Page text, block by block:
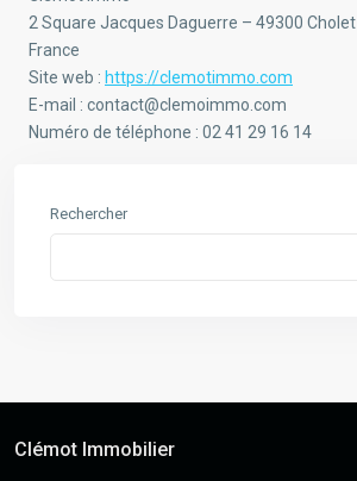
2 Square Jacques Daguerre – 49300 Cholet
France
Site web : https://clemotimmo.com
E-mail : contact@clemoimmo.com
Numéro de téléphone : 02 41 29 16 14
Rechercher
Clémot Immobilier